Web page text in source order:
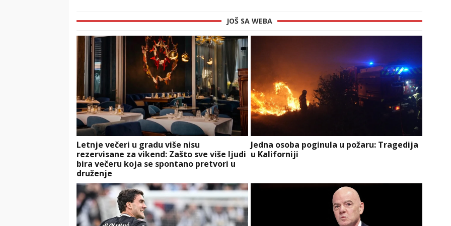
JOŠ SA WEBA
Letnje večeri u gradu više nisu
rezervisane za vikend: Zašto sve više ljudi
bira večeru koja se spontano pretvori u
druženje
Jedna osoba poginula u požaru: Tragedija
u Kaliforniji